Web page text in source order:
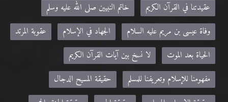
عقيدتنا في القرآن الكريم
خاتم النبيين صلى الله عليه وسلم
وفاة عيسى بن مريم عليه السلام
الجهاد في الإسلام
عقوبة المرتد
الحياة بعد الموت
لا نسخ بين آيات القرآن الكريم
مفهومنا للإسلام وتعريفنا للمسلم
حقيقة المسيح الدجال